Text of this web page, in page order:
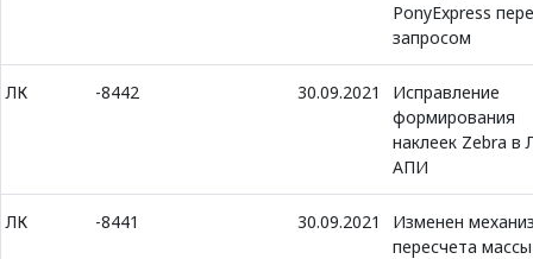
PonyExpress
запросом
ЛК -8442 30.09.2021
Исправление
формирования
наклеек Zebra в
АПИ
ЛК -8441 30.09.2021
Изменен
пересчета массы